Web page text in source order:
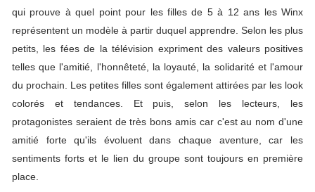
qui prouve à quel point pour les filles de 5 à 12 ans les Winx
représentent un modèle à partir duquel apprendre. Selon les plus
petits, les fées de la télévision expriment des valeurs positives
telles que l'amitié, l'honnêteté, la loyauté, la solidarité et l'amour
du prochain. Les petites filles sont également attirées par les look
colorés et tendances. Et puis, selon les lecteurs, les
protagonistes seraient de très bons amis car c'est au nom d'une
amitié forte qu'ils évoluent dans chaque aventure, car les
sentiments forts et le lien du groupe sont toujours en première
place.